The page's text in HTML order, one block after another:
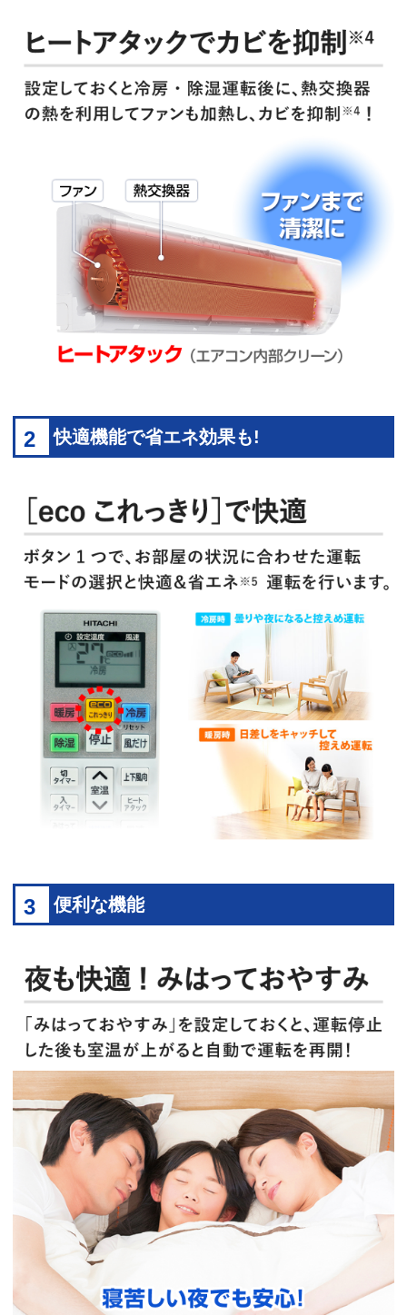
2 快適機能で省エネ効果も!
3 便利な機能